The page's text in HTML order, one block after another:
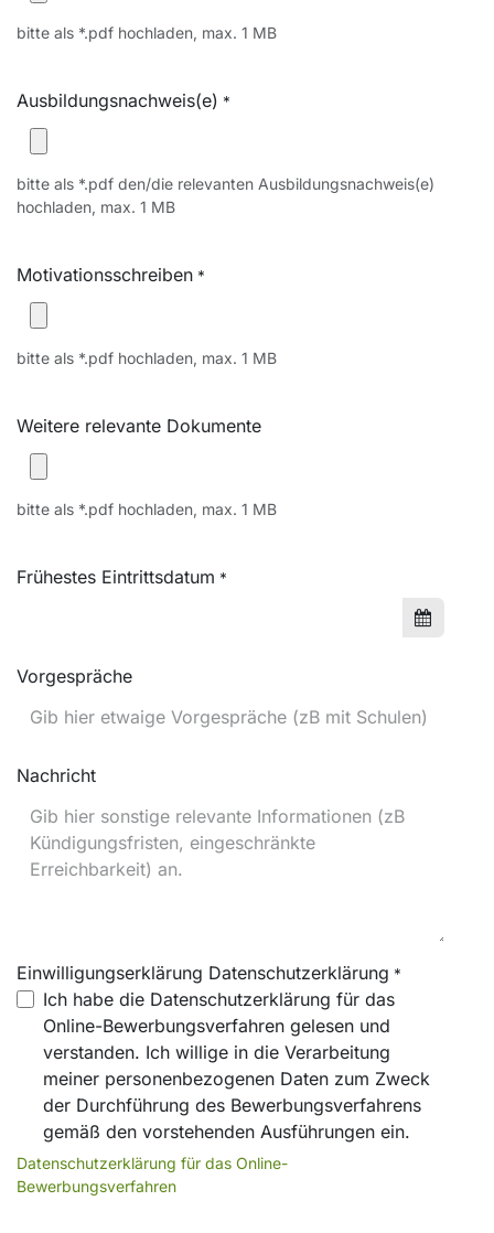
bitte als *.pdf hochladen, max. 1 MB
Ausbildungsnachweis(e) *
bitte als *.pdf den/die relevanten Ausbildungsnachweis(e)
hochladen, max. 1 MB
Motivationsschreiben *
bitte als *.pdf hochladen, max. 1 MB
Weitere relevante Dokumente
bitte als *.pdf hochladen, max. 1 MB
Frühestes Eintrittsdatum *
Vorgespräche
Nachricht
Einwilligungserklärung Datenschutzerklärung *
Ich habe die Datenschutzerklärung für das
Online-Bewerbungsverfahren gelesen und
verstanden. Ich willige in die Verarbeitung
meiner personenbezogenen Daten zum Zweck
der Durchführung des Bewerbungsverfahrens
gemäß den vorstehenden Ausführungen ein.
Datenschutzerklärung für das Online-
Bewerbungsverfahren